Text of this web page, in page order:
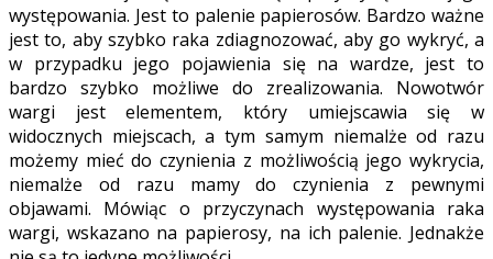
występowania. Jest to palenie papierosów. Bardzo ważne
jest to, aby szybko raka zdiagnozować, aby go wykryć, a
w przypadku jego pojawienia się na wardze, jest to
bardzo szybko możliwe do zrealizowania. Nowotwór
wargi jest elementem, który umiejscawia się w
widocznych miejscach, a tym samym niemalże od razu
możemy mieć do czynienia z możliwością jego wykrycia,
niemalże od razu mamy do czynienia z pewnymi
objawami. Mówiąc o przyczynach występowania raka
wargi, wskazano na papierosy, na ich palenie. Jednakże